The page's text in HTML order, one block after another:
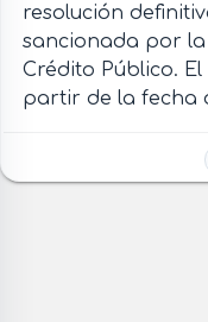
resolución
sancionada por
Crédito Público.
partir de la fecha